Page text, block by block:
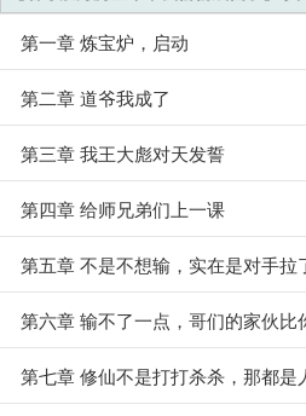
第一章 炼宝炉，启动
第二章 道爷我成了
第三章 我王大彪对天发誓
第四章 给师兄弟们上一课
第五章 不是不想输，实在是对手拉
第六章 输不了一点，哥们的家伙比
第七章 修仙不是打打杀杀，那都是